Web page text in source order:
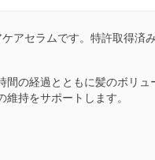
アセラムです。特許取得済
の経過とともに髪のボリュ
持をサポートします。